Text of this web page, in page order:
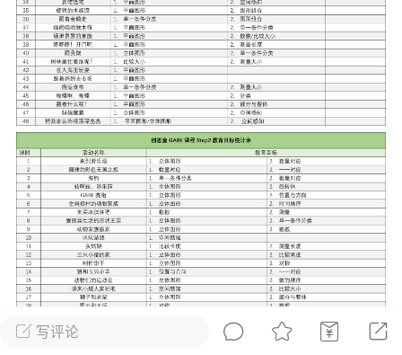
悉，为贯彻落实绍兴市经济稳进提质攻
神，绍兴市迅速出台稳住经济一揽子政
以更大力度、更快速度、更...
0 2.6k
06-08 15:43 电脑端 热点专题
！国务院：文化艺术和体育行业被纳
业，可缓缴社保
社会保障部 国家发展改革委 财政部 税务
扩大阶段性缓缴社会保险费政策实施范
的通知人社部发〔2022〕31号各省、自
写评论